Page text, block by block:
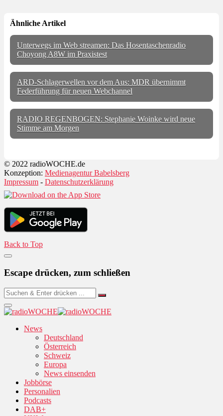
Ähnliche Artikel
Unterwegs im Web streamen: Das Hosentaschenradio
Choyong A8W im Praxistest
ARD-Schlagerwellen vor dem Aus: MDR übernimmt
Federführung für neuen Webchannel
RADIO REGENBOGEN: Stephanie Woinke wird neue
Stimme am Morgen
© 2022 radioWOCHE.de
Konzeption: Medienagentur Babelsberg
Impressum - Datenschutzerklärung
Back to Top
Escape drücken, zum schließen
News
Deutschland
Österreich
Schweiz
Europa
News einsenden
Jobbörse
Personalien
Podcasts
DAB+